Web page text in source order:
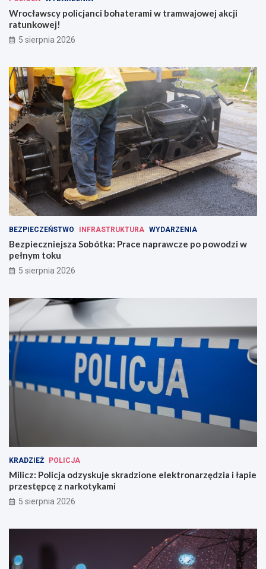
Wrocławscy policjanci bohaterami w tramwajowej akcji
ratunkowej!
5 sierpnia 2026
BEZPIECZEŃSTWO INFRASTRUKTURA WYDARZENIA
Bezpieczniejsza Sobótka: Prace naprawcze po powodzi w
pełnym toku
5 sierpnia 2026
KRADZIEŻ POLICJA
Milicz: Policja odzyskuje skradzione elektronarzędzia i łapie
przestępcę z narkotykami
5 sierpnia 2026